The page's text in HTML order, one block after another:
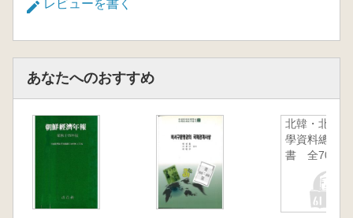
レビューを書く
あなたへのおすすめ
北韓・北韓
學資料總
書 全70巻